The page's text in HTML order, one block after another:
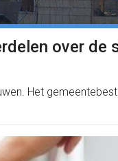
over de
Het